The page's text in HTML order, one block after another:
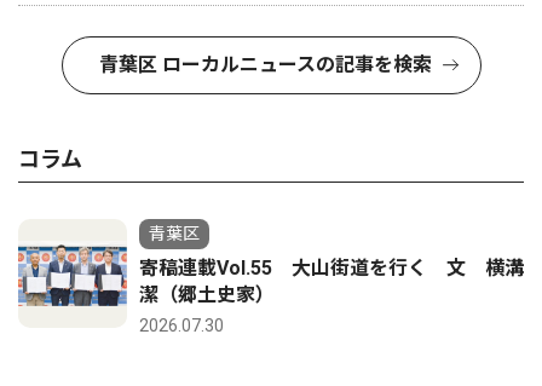
青葉区 ローカルニュースの記事を検索
コラム
青葉区
寄稿連載Vol.55 大山街道を行く 文 横溝
潔（郷土史家）
2026.07.30